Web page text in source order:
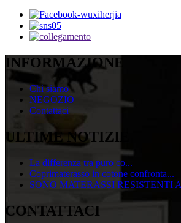
INFORMAZIONE
Chi siamo
NEGOZIO
Contattaci
ULTIME NOTIZIE
La differenza tra puro co...
Coprimaterasso in cotone confronta...
SONO MATERASSI RESISTENTI
CONTATTACI